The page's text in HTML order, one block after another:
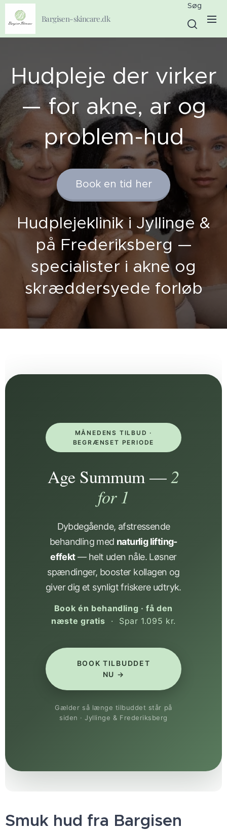
Bargisen-skincare.dk
Søg
Hudpleje der virker
— for akne, ar og
problem-hud
Book en tid her
Hudplejeklinik i Jyllinge &
på Frederiksberg —
specialister i akne og
skræddersyede forløb
MÅNEDENS TILBUD ·
BEGRÆNSET PERIODE
Age Summum —2
for 1
Dybdegående, afstressende
behandling med naturlig lifting-
effekt— helt uden nåle. Løsner
spændinger, booster kollagen og
giver dig et synligt friskere udtryk.
Book én behandling · få den
næste gratis · Spar 1.095 kr.
BOOK TILBUDDET
NU →
Gælder så længe tilbuddet står på
siden · Jyllinge & Frederiksberg
Smuk hud fra Bargisen